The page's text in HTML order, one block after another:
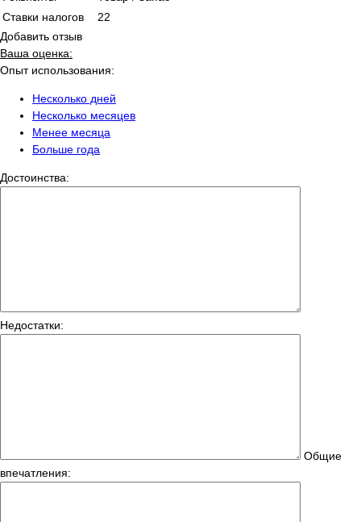
Ставки налогов
22
Добавить отзыв
Ваша оценка:
Опыт использования:
Несколько дней
Несколько месяцев
Менее месяца
Больше года
Достоинства:
Недостатки:
Общие
впечатления: